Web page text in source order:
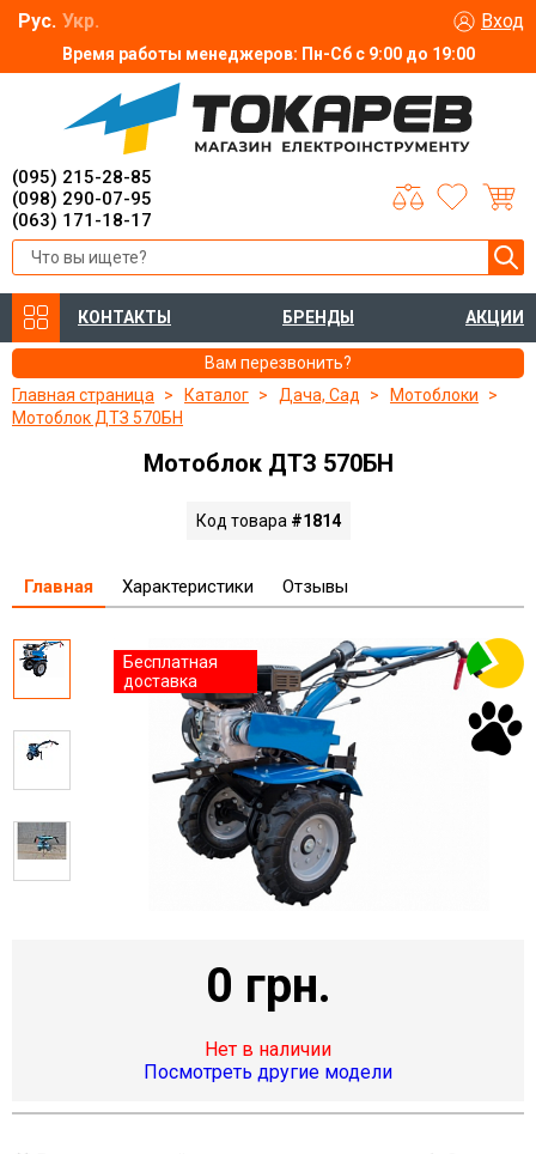
Время работы менеджеров: Пн-Сб с 9:00 до 19:00
Рус. Укр. Вход
(095) 215-28-85
(098) 290-07-95
(063) 171-18-17
КОНТАКТЫ БРЕНДЫ АКЦИИ
Вам перезвонить?
Главная страница
Каталог Дача, Сад
Мотоблоки
Мотоблок ДТЗ 570БН
Мотоблок ДТЗ 570БН
Код товара #1814
Главная Характеристики Отзывы
Бесплатная
доставка
0 грн.
Нет в наличии
Посмотреть другие модели